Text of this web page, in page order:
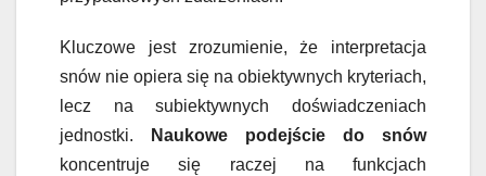
Kluczowe jest zrozumienie, że interpretacja
snów nie opiera się na obiektywnych kryteriach,
lecz na subiektywnych doświadczeniach
jednostki.
Naukowe podejście do snów
koncentruje się raczej na funkcjach